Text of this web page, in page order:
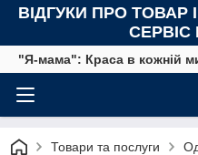
ВІДГУКИ ПРО ТОВАР
СЕРВІС
"Я-мама": Краса в кожній
Товари та послуги